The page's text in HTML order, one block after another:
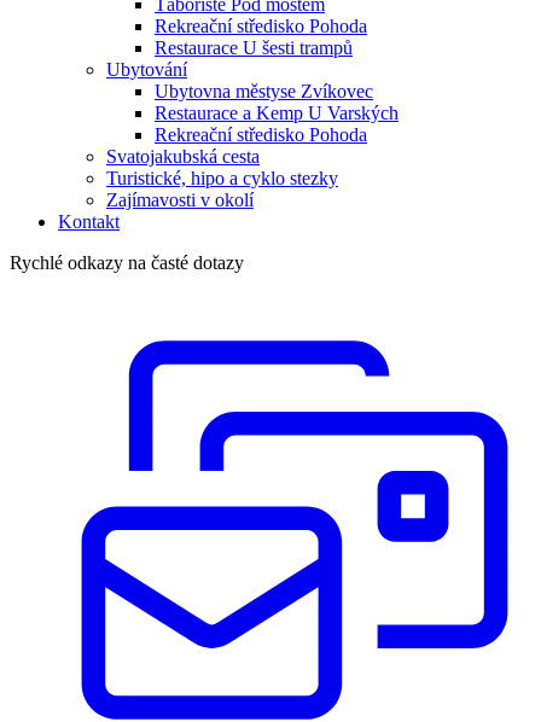
Tábořiště Pod mostem
Rekreační středisko Pohoda
Restaurace U šesti trampů
Ubytování
Ubytovna městyse Zvíkovec
Restaurace a Kemp U Varských
Rekreační středisko Pohoda
Svatojakubská cesta
Turistické, hipo a cyklo stezky
Zajímavosti v okolí
Kontakt
Rychlé odkazy na časté dotazy